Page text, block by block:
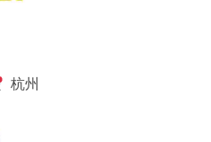
杭州